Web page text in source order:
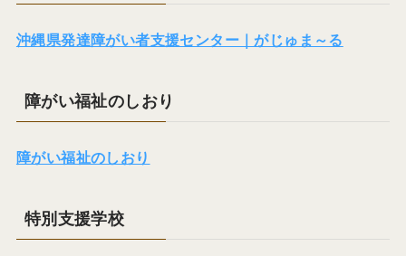
沖縄県発達障がい者支援センター｜がじゅま～る
障がい福祉のしおり
障がい福祉のしおり
特別支援学校